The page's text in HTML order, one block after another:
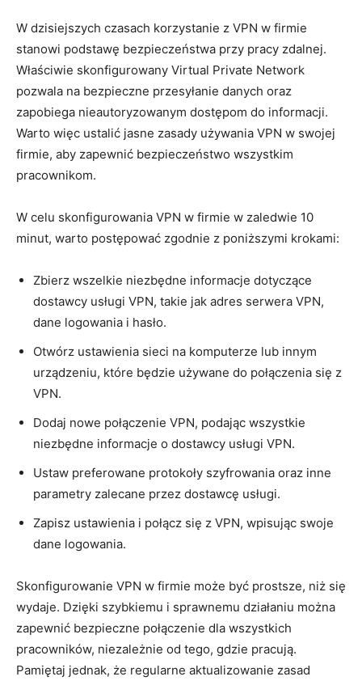
W dzisiejszych czasach korzystanie z VPN w firmie‌
stanowi podstawę bezpieczeństwa przy pracy zdalnej.⁤
Właściwie skonfigurowany Virtual⁣ Private⁢ Network
pozwala na bezpieczne przesyłanie danych ⁣oraz
zapobiega nieautoryzowanym dostępom do informacji.
Warto więc ustalić jasne zasady używania VPN w swojej
firmie, ⁤aby zapewnić bezpieczeństwo wszystkim
pracownikom.
W celu skonfigurowania VPN w firmie w zaledwie ​10
minut, warto postępować zgodnie z poniższymi krokami:
Zbierz wszelkie niezbędne⁤ informacje dotyczące⁣
dostawcy usługi⁣ VPN, takie jak adres serwera VPN,
⁤dane⁣ logowania‍ i hasło.
Otwórz ustawienia sieci na komputerze lub‌ innym
urządzeniu, które będzie ⁤używane do połączenia się z
VPN.
Dodaj nowe połączenie VPN, podając wszystkie
⁤niezbędne ‍informacje ‍o⁤ dostawcy usługi ⁣VPN.
Ustaw preferowane protokoły szyfrowania oraz inne
parametry zalecane przez dostawcę usługi.
Zapisz ustawienia i połącz się z VPN, ‍wpisując swoje
dane logowania.
Skonfigurowanie VPN w firmie może być prostsze, niż się
wydaje. Dzięki szybkiemu ‍i sprawnemu działaniu można
‌zapewnić bezpieczne⁢ połączenie dla ⁢wszystkich
pracowników, niezależnie od tego, gdzie pracują.
Pamiętaj jednak, że regularne aktualizowanie zasad‍